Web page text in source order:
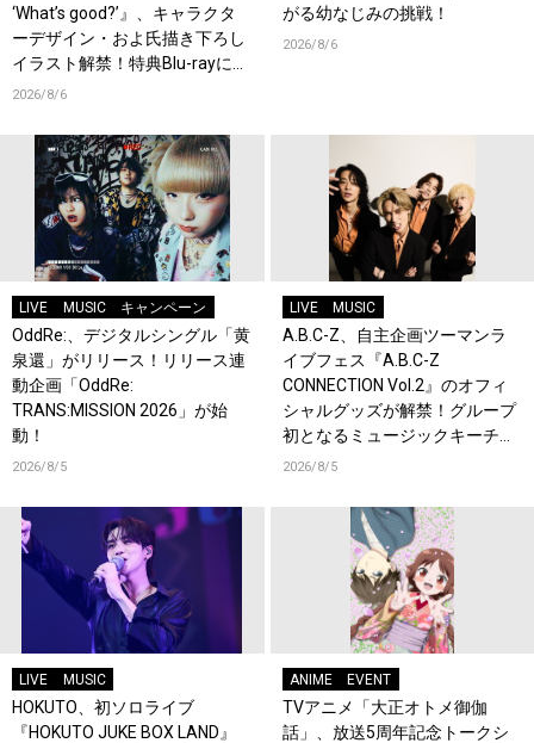
‘What’s good?’』、キャラクタ
ーデザイン・およ氏描き下ろし
イラスト解禁！特典Blu-rayには
『HAMAツアーズ全体会議』が
2026/8/6
がる幼なじみの挑戦！
2026/8/6
LIVE MUSIC キャンペーン
OddRe:、デジタルシングル「黄
泉還」がリリース！リリース連
動企画「OddRe:
TRANS:MISSION 2026」が始
動！
2026/8/5
LIVE MUSIC
A.B.C-Z、自主企画ツーマンラ
イブフェス『A.B.C-Z
CONNECTION Vol.2』のオフィ
シャルグッズが解禁！グループ
初となるミュージックキーチェ
ーンが登場！
2026/8/5
LIVE MUSIC
HOKUTO、初ソロライブ
『HOKUTO JUKE BOX LAND』
ANIME EVENT
TVアニメ「大正オトメ御伽
話」、放送5周年記念トークシ